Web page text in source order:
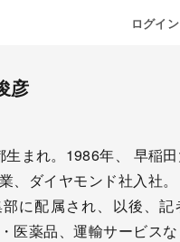
ログイン
彦
生まれ。1986年、 早稲
、ダイヤモンド社入社
に配属され、以後、記
医薬品、運輸サービス